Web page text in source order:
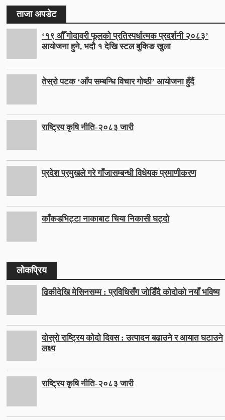
ताजा अपडेट
‘१९ औँ गोदावरी फूलको प्रतिस्पर्धात्मक प्रदर्शनी २०८३’
आयोजना हुने, भदौ १ देखि स्टल बुकिङ खुला
तेस्रो पटक ‘आँप सम्बन्धि विचार गोष्ठी’ आयोजना हुँदैं
राष्ट्रिय कृषि नीति-२०८३ जारी
प्रदेश प्रमुखले गरे गाँजासम्बन्धी विधेयक प्रमाणीकरण
काँकडभिट्टा नाकाबाट चिया निकासी घट्दो
लोकप्रिय
ढिकीदेखि मेसिनसम्म : प्रविधिसँग जोडिँदै कोदोको नयाँ भविष्य
दोस्रो राष्ट्रिय कोदो दिवस : उत्पादन बढाउने र आयात घटाउने
लक्ष्य
राष्ट्रिय कृषि नीति-२०८३ जारी